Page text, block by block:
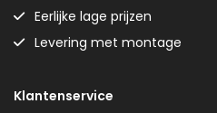
Eerlijke lage prijzen
Levering met montage
Klantenservice